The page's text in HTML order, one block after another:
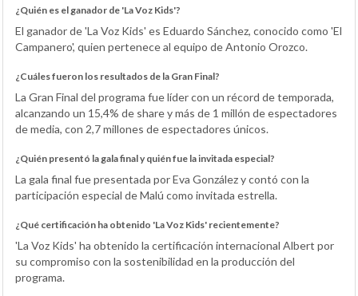
¿Quién es el ganador de 'La Voz Kids'?
El ganador de 'La Voz Kids' es Eduardo Sánchez, conocido como 'El
Campanero', quien pertenece al equipo de Antonio Orozco.
¿Cuáles fueron los resultados de la Gran Final?
La Gran Final del programa fue líder con un récord de temporada,
alcanzando un 15,4% de share y más de 1 millón de espectadores
de media, con 2,7 millones de espectadores únicos.
¿Quién presentó la gala final y quién fue la invitada especial?
La gala final fue presentada por Eva González y contó con la
participación especial de Malú como invitada estrella.
¿Qué certificación ha obtenido 'La Voz Kids' recientemente?
'La Voz Kids' ha obtenido la certificación internacional Albert por
su compromiso con la sostenibilidad en la producción del
programa.